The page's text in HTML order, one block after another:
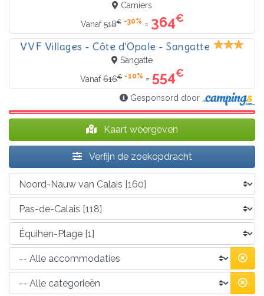
Camiers
Vanaf518€ -30% = 364€
VVF Villages - Côte d'Opale - Sangatte
Sangatte
Vanaf616€ -10% = 554€
Gesponsord door
Kaart weergeven
Verfijn de zoekopdracht